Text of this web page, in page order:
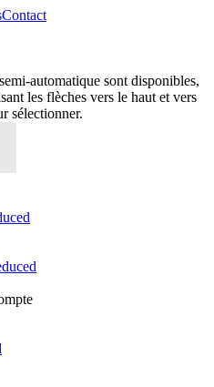
Contact
automatique sont disponibles,
les flèches vers le haut et vers
sélectionner.